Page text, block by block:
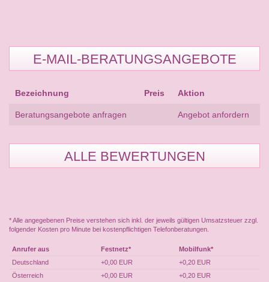
E-MAIL-BERATUNGSANGEBOTE
Bezeichnung Preis Aktion
Beratungsangebote anfragen Angebot anfordern
ALLE BEWERTUNGEN
* Alle angegebenen Preise verstehen sich inkl. der jeweils gültigen Umsatzsteuer zzgl.
folgender Kosten pro Minute bei kostenpflichtigen Telefonberatungen.
Anrufer aus Festnetz*
Mobilfunk*
Deutschland
+0,00 EUR
+0,20 EUR
Österreich
+0,00 EUR
+0,20 EUR